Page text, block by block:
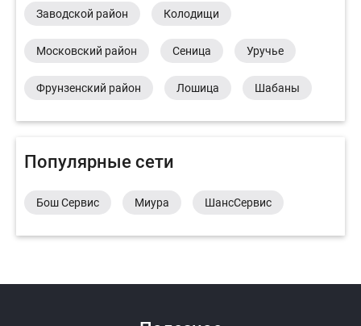
Заводской район Колодищи
Московский район Сеница Уручье
Фрунзенский район Лошица Шабаны
Популярные сети
Бош Сервис Миура ШансСервис